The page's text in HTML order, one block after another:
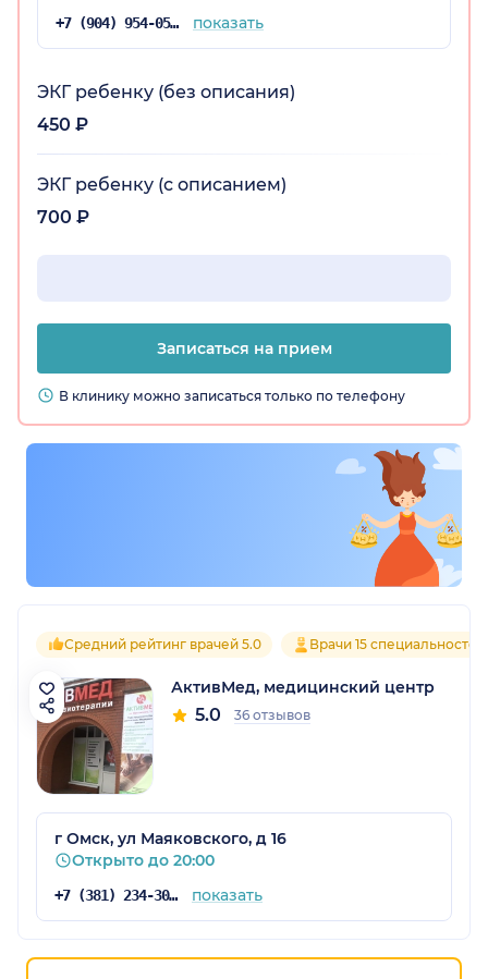
+7 (904) 954-05-64 показать
ЭКГ ребенку (без описания)
450 ₽
ЭКГ ребенку (с описанием)
700 ₽
Записаться на прием
В клинику можно записаться только по телефону
Средний рейтинг врачей 5.0 Врачи 15 специальностей
АктивМед, медицинский центр
5.0 36 отзывов
г Омск, ул Маяковского, д 16
Открыто до 20:00
+7 (381) 234-30-27 показать